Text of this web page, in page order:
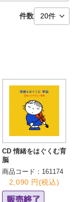
件数
CD 情緒をはぐくむ育
脳
商品コード：161174
2,090 円(税込)